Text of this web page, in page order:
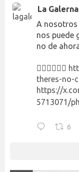
La Galerna
A nosotros
nos puede
no de
👉🏻👉🏻👉🏻
theres-no-
https://
5713071/
6